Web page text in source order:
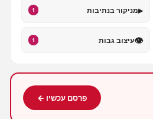
▸מניקור בנתיבות 1
👁️עיצוב גבות 1
פרסם עכשיו ←